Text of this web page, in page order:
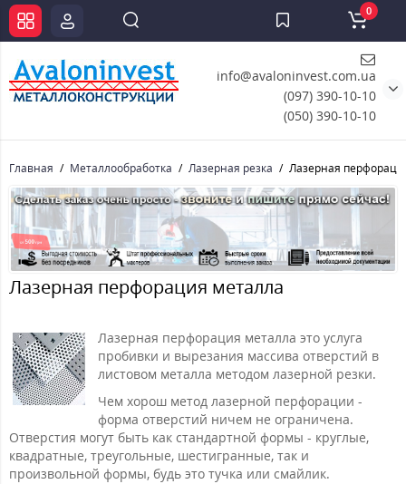
info@avaloninvest.com.ua
(097) 390-10-10
(050) 390-10-10
0
Главная Металлообработка Лазерная резка Лазерная
Лазерная перфорация металла
Лазерная перфорация металла это услуга
пробивки и вырезания массива отверстий в
листовом металла методом лазерной резки.
Чем хорош метод лазерной перфорации -
форма отверстий ничем не ограничена.
Отверстия могут быть как стандартной формы - круглые,
квадратные, треугольные, шестигранные, так и
произвольной формы, будь это тучка или смайлик.